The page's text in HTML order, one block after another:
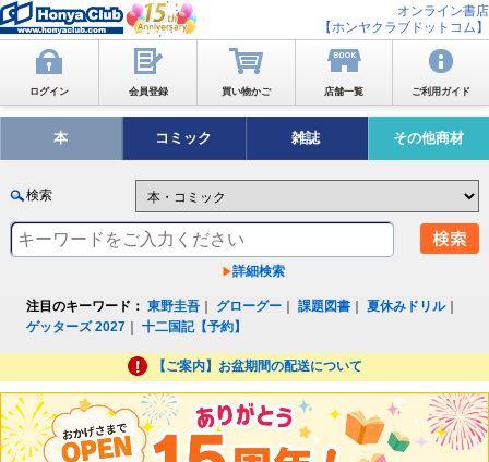
オンライン書店
【ホンヤクラブドットコム】
ログイン 会員登録 買い物かご 店舗一覧 ご利用ガイド
本 コミック 雑誌 その他商材
検索
詳細検索
注目のキーワード： 東野圭吾 グローグー ｜課題図書 ｜夏休みドリル｜
ゲッターズ 2027 ｜十二国記【予約】
【ご案内】お盆期間の配送について